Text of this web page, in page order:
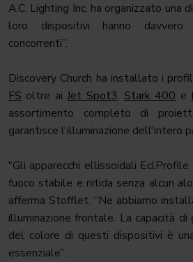
A.C. Lighting Inc. ha organizzato una
loro dispositivi hanno
concorrenti”.
Discovery Church ha installato i
FS oltre aiJet Spot3, Stark 400 e
assortimento completo di
garantisce l'illuminazione dell'intero
"Gli apparecchi ellissoidali EclProfile
fuoco stabile e nitida senza alcun
afferma Stofflet. “Ne abbiamo
illuminazione frontale. La capacità
del colore di questi dispositivi è
essenziale”.